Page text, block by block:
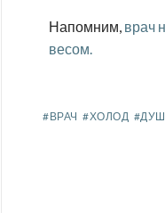
Напомним, врач
весом.
#ВРАЧ #ХОЛОД